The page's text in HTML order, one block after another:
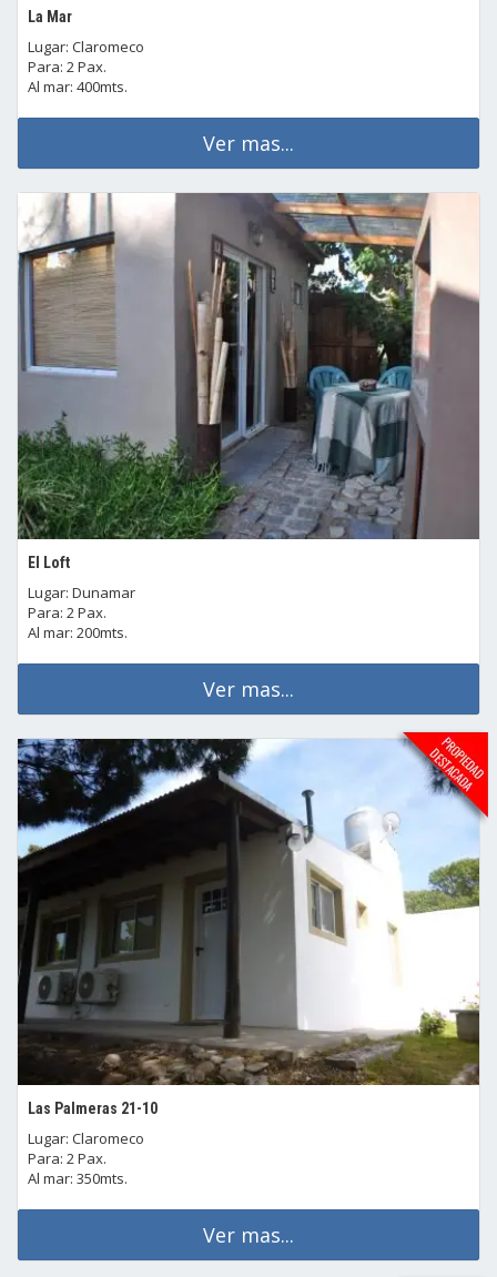
La Mar
Lugar: Claromeco
Para: 2 Pax.
Al mar: 400mts.
Ver mas...
El Loft
Lugar: Dunamar
Para: 2 Pax.
Al mar: 200mts.
Ver mas...
Las Palmeras 21-10
Lugar: Claromeco
Para: 2 Pax.
Al mar: 350mts.
Ver mas...